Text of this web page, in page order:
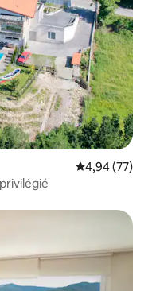
Évaluation
4,94 (77)